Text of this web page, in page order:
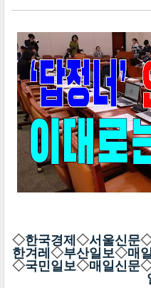
◇한국경제◇서울신문
한겨레◇부산일보◇매
◇국민일보◇매일신문